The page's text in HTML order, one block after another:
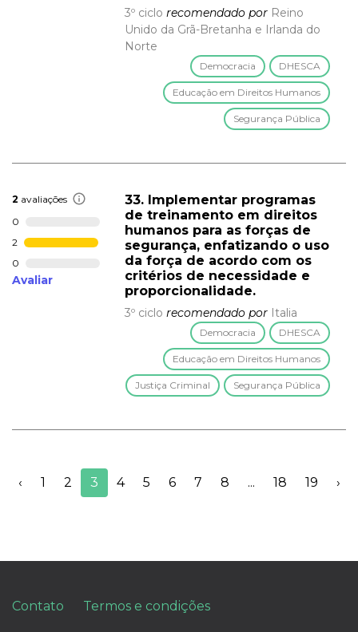
3º ciclo recomendado por Reino
Unido da Grã-Bretanha e Irlanda do
Norte
Democracia DHESCA
Educação em Direitos Humanos
Segurança Pública
2 avaliações
0
2
0
Avaliar
33. Implementar programas
de treinamento em direitos
humanos para as forças de
segurança, enfatizando o uso
da força de acordo com os
critérios de necessidade e
proporcionalidade.
3º ciclo recomendado por Italia
Democracia DHESCA
Educação em Direitos Humanos
Justiça Criminal Segurança Pública
‹ 1 2 3 4 5 6 7 8 ... 18 19 ›
Contato Termos e condições